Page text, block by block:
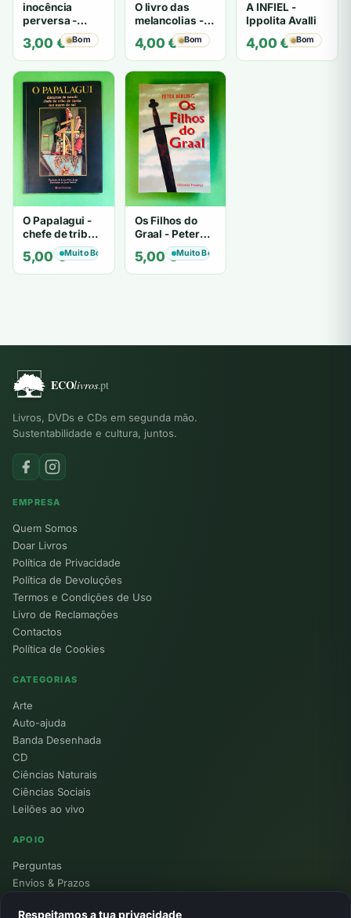
inocência
perversa -
PATRICIA
HIGHSMITH
3,00 € Bom
O livro das
melancolias -
Mantegazza
4,00€ Bom
A INFIEL -
Ippolita Avalli
4,00€ Bom
O Papalagui -
chefe de tribo
de tiavéa
5,00€Muito Bom
Os Filhos do
Graal - Peter
Berling
5,00€Muito Bom
Livros, DVDs e CDs em segunda mão.
Sustentabilidade e cultura, juntos.
EMPRESA
Quem Somos
Doar Livros
Política de Privacidade
Política de Devoluções
Termos e Condições de Uso
Livro de Reclamações
Contactos
Política de Cookies
CATEGORIAS
Arte
Auto-ajuda
Banda Desenhada
CD
Ciências Naturais
Ciências Sociais
Leilões ao vivo
APOIO
Perguntas
Envios & Prazos
Respeitamos a tua privacidade